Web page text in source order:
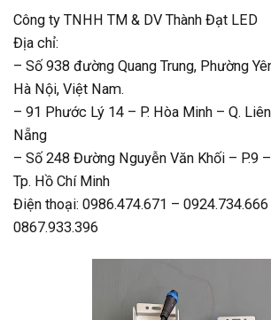
Công ty TNHH TM & DV Thành Đạt LED
Địa chỉ:
– Số 938 đường Quang Trung, Phường
Hà Nội, Việt Nam.
– 91 Phước Lý 14 – P. Hòa Minh – Q.
Nẵng
– Số 248 Đường Nguyễn Văn Khối – P.9
Tp. Hồ Chí Minh
Điện thoại: 0986.474.671 –
0867.933.396